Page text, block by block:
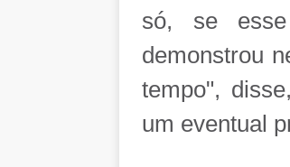
só, se
demonstrou
tempo",
um eventual